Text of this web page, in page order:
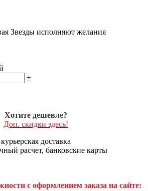
Звезды исполняют желания
+
Хотите дешевле?
Доп. скидки здесь!
доставка
расчет, банковские карты
с оформлением заказа на сайте: